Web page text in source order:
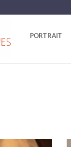
PORTRAIT